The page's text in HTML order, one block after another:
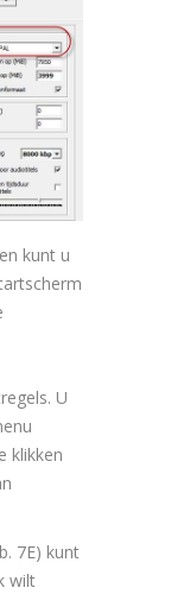
kunt u
U
klikken
7E) kunt
wilt